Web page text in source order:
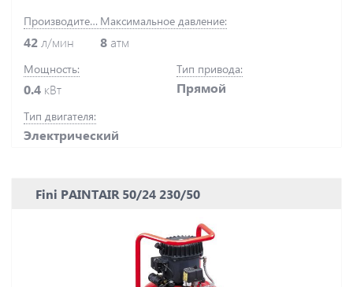
Производительность:
42 л/мин
Максимальное давление:
8 атм
Мощность:
0.4 кВт
Тип привода:
Прямой
Тип двигателя:
Электрический
Fini PAINTAIR 50/24 230/50